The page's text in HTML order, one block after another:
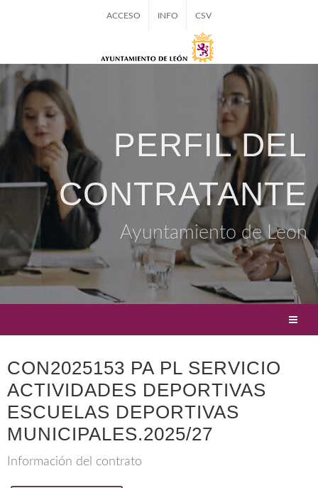
ACCESO INFO CSV
PERFIL DEL
CONTRATANTE
Ayuntamiento de Leon
CON2025153 PA PL SERVICIO
ACTIVIDADES DEPORTIVAS
ESCUELAS DEPORTIVAS
MUNICIPALES.2025/27
Información del contrato